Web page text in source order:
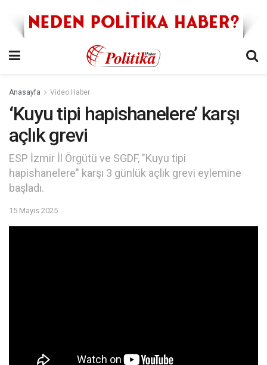
Anasayfa Video Haber
‘Kuyu tipi hapishanelere’ karşı
açlık grevi
ESP İzmir İl Örgütü ve SGDF, "Kuyu tipi
hapishanelere" karşı 3 günlük açlık grevi eylemine
başladı.
15 Mayıs 2025